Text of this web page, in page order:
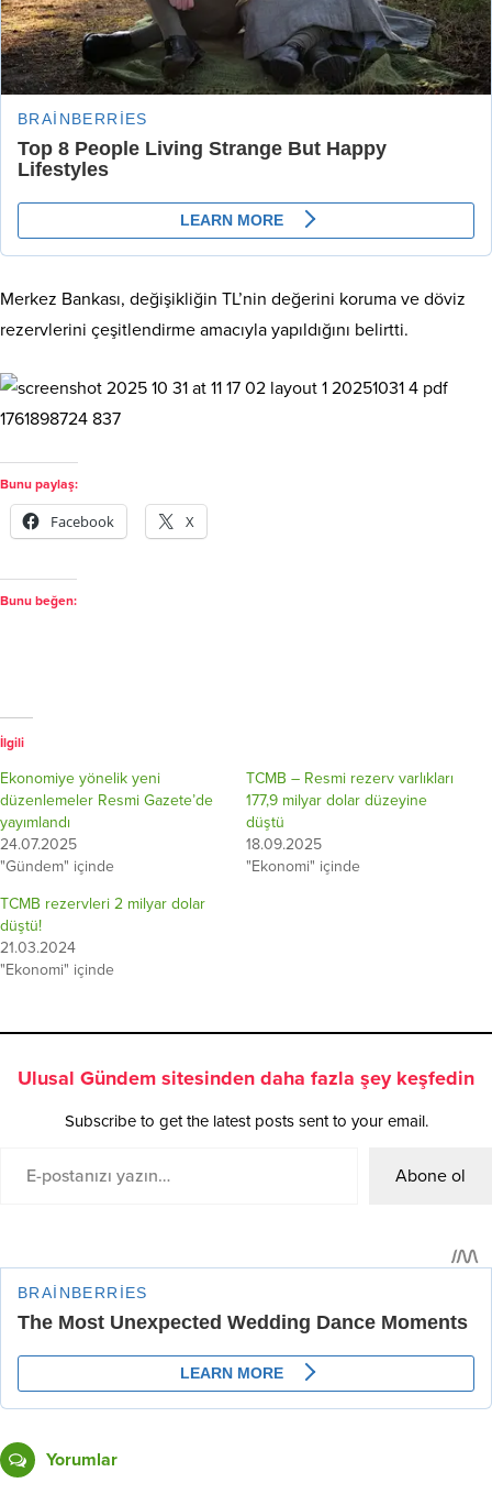
Merkez Bankası, değişikliğin TL’nin değerini koruma ve döviz
rezervlerini çeşitlendirme amacıyla yapıldığını belirtti.
Bunu paylaş:
Facebook X
Bunu beğen:
İlgili
Ekonomiye yönelik yeni
düzenlemeler Resmi Gazete’de
yayımlandı
24.07.2025
"Gündem" içinde
TCMB – Resmi rezerv varlıkları
177,9 milyar dolar düzeyine
düştü
18.09.2025
"Ekonomi" içinde
TCMB rezervleri 2 milyar dolar
düştü!
21.03.2024
"Ekonomi" içinde
Ulusal Gündem sitesinden daha fazla şey keşfedin
Subscribe to get the latest posts sent to your email.
Abone ol
Yorumlar